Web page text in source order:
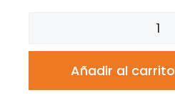
Añadir al carrito